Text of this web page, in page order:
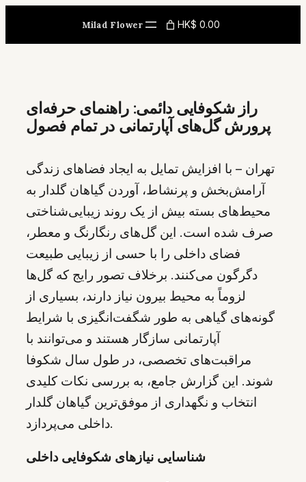
content
Milad Flower HK$ 0.00
راز شکوفایی دائمی: راهنمای حرفه‌ای
پرورش گل‌های آپارتمانی در تمام فصول
تهران – با افزایش تمایل به ایجاد فضاهای زندگی
آرامش‌بخش و پرنشاط، آوردن گیاهان گلدار به
محیط‌های بسته بیش از یک روند زیبایی‌شناختی
صرف شده است. این گل‌های رنگارنگ و معطر،
فضای داخلی را با حسی از زیبایی طبیعت
دگرگون می‌کنند. برخلاف تصور رایج که گل‌ها
لزوماً به محیط بیرون نیاز دارند، بسیاری از
گونه‌های گیاهی به طور شگفت‌انگیزی با شرایط
آپارتمانی سازگار هستند و می‌توانند با
مراقبت‌های تخصصی، در طول سال شکوفا
شوند. این گزارش جامع، به بررسی نکات کلیدی
انتخاب و نگهداری از موفق‌ترین گیاهان گلدار
داخلی می‌پردازد.
شناسایی نیازهای شکوفایی داخلی